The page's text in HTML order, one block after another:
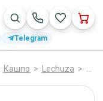
Telegram
Кашпо > Lechuza >